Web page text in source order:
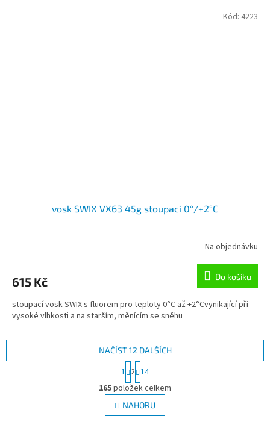
vosk SWIX VX63 45g stoupací 0°/+2°C
Na objednávku
615 Kč Do košíku
stoupací vosk SWIX s fluorem pro teploty 0°C až +2°Cvynikající při
vysoké vlhkosti a na starším, měnícím se sněhu
Kód: 4223
O
v
l
á
NAČÍST 12 DALŠÍCH
S
t
r
á
n
k
1 2 14
165položek celkem
NAHORU